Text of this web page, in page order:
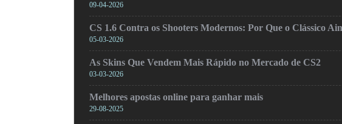
09-04-2026
CS 1.6 Contra os Shooters Modernos: Por Que o Clássico
05-03-2026
As Skins Que Vendem Mais Rápido no Mercado de CS2
03-03-2026
Melhores apostas online para ganhar mais
29-08-2025